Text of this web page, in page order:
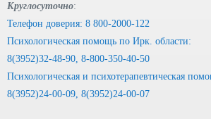
Круглосуточно:
Телефон доверия: 8 800-2000-122
Психологическая помощь по Ирк. области:
8(3952)32-48-90, 8-800-350-40-50
Психологическая и психотерапевтическая
8(3952)24-00-09, 8(3952)24-00-07